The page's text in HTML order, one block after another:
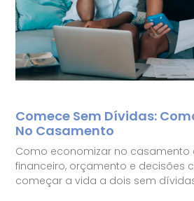
Comece Sem Dívidas:
No Casamento
Como economizar no
financeiro, orçamento e decisões
começar a vida a dois sem